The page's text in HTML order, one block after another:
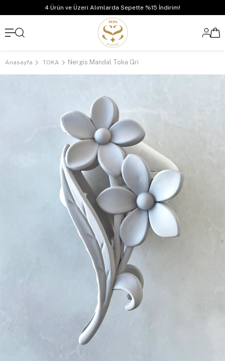
4 Ürün ve Üzeri Alımlarda Sepette %15 İndirim!
Anasayfa TOKA Nergis Mandal Toka Gri